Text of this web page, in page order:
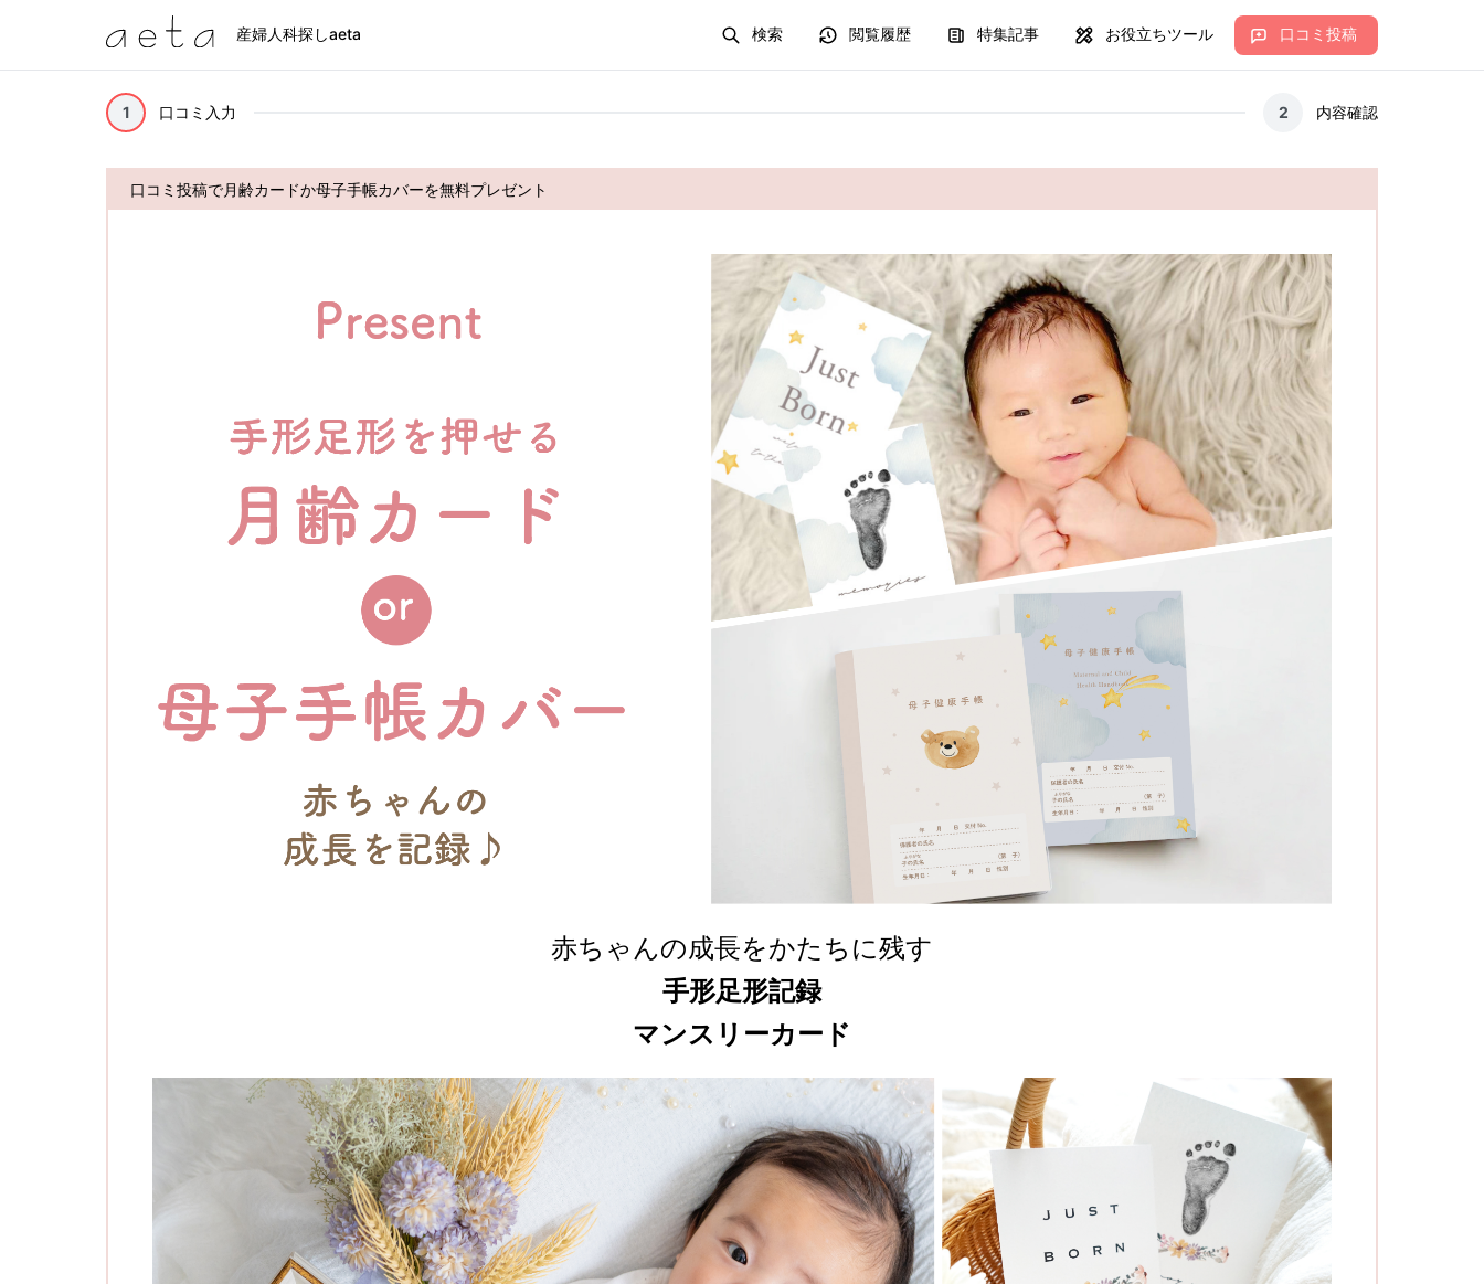
産婦人科探しaeta 検索 閲覧履歴 特集記事 お役立ちツール 口コミ投稿
1 口コミ入力 2 内容確認
口コミ投稿で月齢カードか母子手帳カバーを無料プレゼント
赤ちゃんの成長をかたちに残す
手形足形記録
マンスリーカード